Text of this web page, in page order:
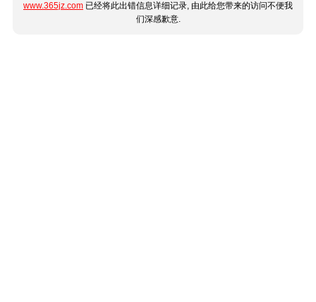
www.365jz.com 已经将此出错信息详细记录, 由此给您带来的访问不便我
们深感歉意.